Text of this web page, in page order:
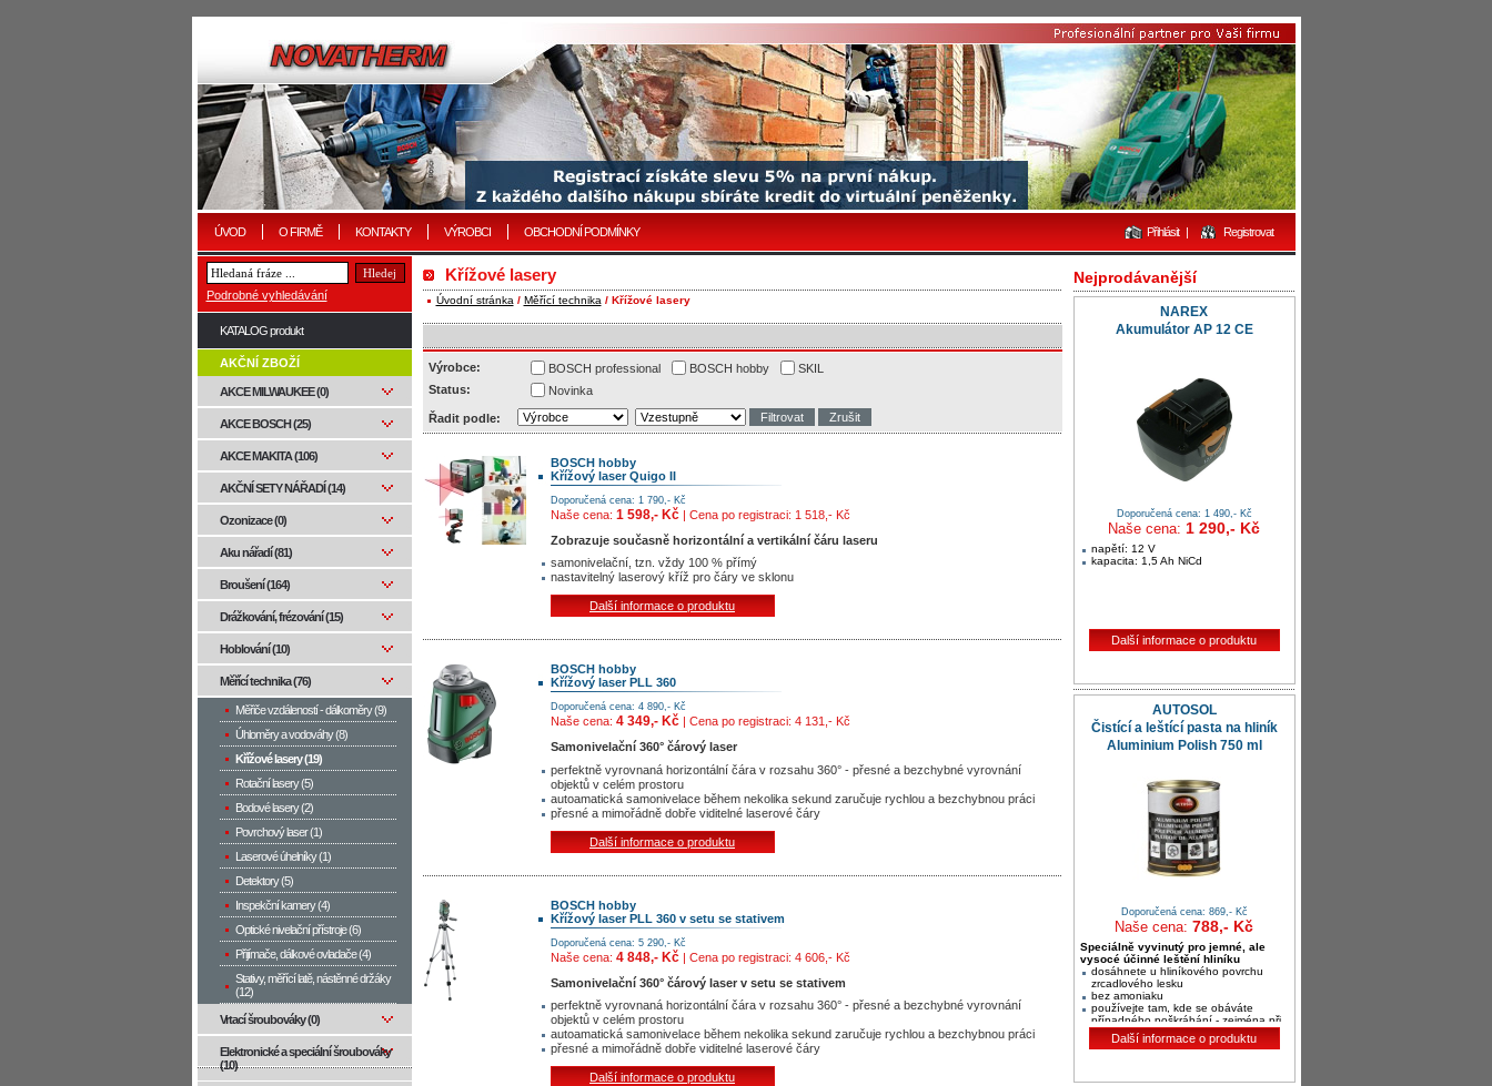
ÚVOD O FIRMĚ KONTAKTY VÝROBCI OBCHODNÍ PODMÍNKY Přihlásit | Registrovat
Křížové lasery
Úvodní stránka / Měřící technika / Křížové lasery
Výrobce: BOSCH professional BOSCH hobby
SKIL
Status:
Novinka
Řadit podle:
BOSCH hobby
Křížový laser Quigo II
Doporučená cena: 1 790,- Kč
Naše cena: 1 598,- Kč | Cena po registraci: 1 518,- Kč
Zobrazuje současně horizontální a vertikální čáru laseru
samonivelační, tzn. vždy 100 % přímý
nastavitelný laserový kříž pro čáry ve sklonu
Další informace o produktu
BOSCH hobby
Křížový laser PLL 360
Doporučená cena: 4 890,- Kč
Naše cena: 4 349,- Kč
| Cena po registraci: 4 131,- Kč
Samonivelační 360° čárový laser
perfektně vyrovnaná horizontální čára v rozsahu 360° - přesné a bezchybné vyrovnání
objektů v celém prostoru
autoamatická samonivelace během nekolika sekund zaručuje rychlou a bezchybnou práci
přesné a mimořádně dobře viditelné laserové čáry
Další informace o produktu
BOSCH hobby
Křížový laser PLL 360 v setu se stativem
Doporučená cena: 5 290,- Kč
Naše cena: 4 848,- Kč | Cena po registraci: 4 606,- Kč
Samonivelační 360° čárový laser v setu se stativem
perfektně vyrovnaná horizontální čára v rozsahu 360° - přesné a bezchybné vyrovnání
objektů v celém prostoru
autoamatická samonivelace během nekolika sekund zaručuje rychlou a bezchybnou práci
přesné a mimořádně dobře viditelné laserové čáry
Další informace o produktu
Nejprodávanější
NAREX
Akumulátor AP 12 CE
Doporučená cena: 1 490,- Kč
Naše cena: 1 290,- Kč
napětí: 12 V
kapacita: 1,5 Ah NiCd
Další informace o produktu
AUTOSOL
Čistící a leštící pasta na hliník
Aluminium Polish 750 ml
Doporučená cena: 869,- Kč
Naše cena: 788,- Kč
Speciálně vyvinutý pro jemné, ale
vysocé účinné leštění hliníku
dosáhnete u hliníkového povrchu
zrcadlového lesku
bez amoniaku
používejte tam, kde se obáváte
případného poškrábání - zejména při
strojním leštění při vysoké teplotě
Další informace o produktu
Podrobné vyhledávání
KATALOG produkt
AKČNÍ ZBOŽÍ
AKCE MILWAUKEE (0)
AKCE BOSCH (25)
AKCE MAKITA (106)
AKČNÍ SETY NÁŘADÍ (14)
Ozonizace (0)
Aku nářadí (81)
Broušení (164)
Drážkování, frézování (15)
Hoblování (10)
Měřící technika (76)
Měřiče vzdáleností - dálkoměry (9)
Úhloměry a vodováhy (8)
Křížové lasery (19)
Rotační lasery (5)
Bodové lasery (2)
Povrchový laser (1)
Laserové úhelníky (1)
Detektory (5)
Inspekční kamery (4)
Optické nivelační přístroje (6)
Přijímače, dálkové ovladače (4)
Stativy, měřící latě, nástěnné držáky
(12)
Vrtací šroubováky (0)
Elektronické a speciální šroubováky
(10)